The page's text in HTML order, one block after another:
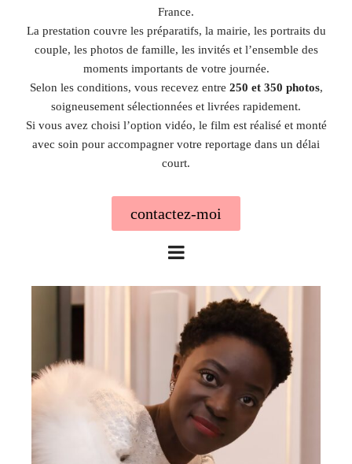
France.
La prestation couvre les préparatifs, la mairie, les portraits du
couple, les photos de famille, les invités et l’ensemble des
moments importants de votre journée.
Selon les conditions, vous recevez entre 250 et 350 photos,
soigneusement sélectionnées et livrées rapidement.
Si vous avez choisi l’option vidéo, le film est réalisé et monté
avec soin pour accompagner votre reportage dans un délai
court.
contactez-moi